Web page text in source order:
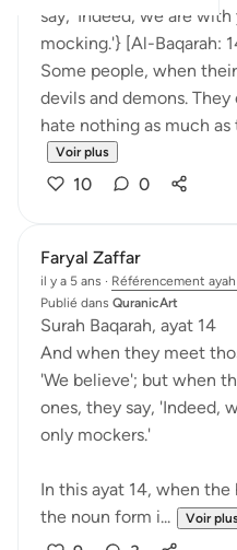
say, 'Indeed, we are
mocking.'} [Al-Baqarah:
Some people, when
devils and demons.
hate nothing as much as
Voir plus
10 0
Faryal Zaffar
il y a 5 ans · Référencement
Publié dans QuranicArt
Surah Baqarah, ayat 14
And when they meet
'We believe'; but when
ones, they say, 'Indeed,
only mockers.'
In this ayat 14, when
the noun form i...
Voir